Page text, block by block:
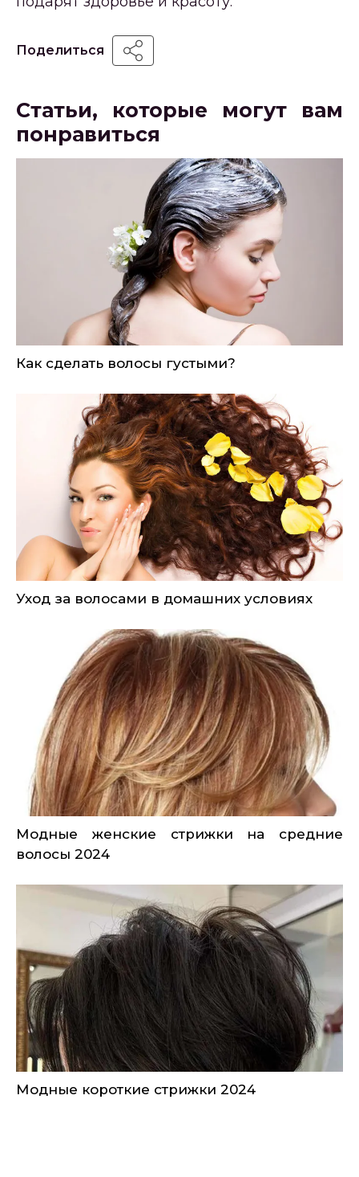
Поделиться
Статьи, которые могут вам
понравиться
Как сделать волосы густыми?
Уход за волосами в домашних условиях
Модные женские стрижки на средние
волосы 2024
Модные короткие стрижки 2024